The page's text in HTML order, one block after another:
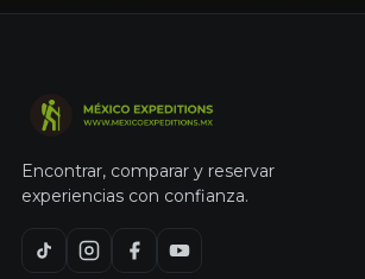
Encontrar, comparar y reservar
experiencias con confianza.